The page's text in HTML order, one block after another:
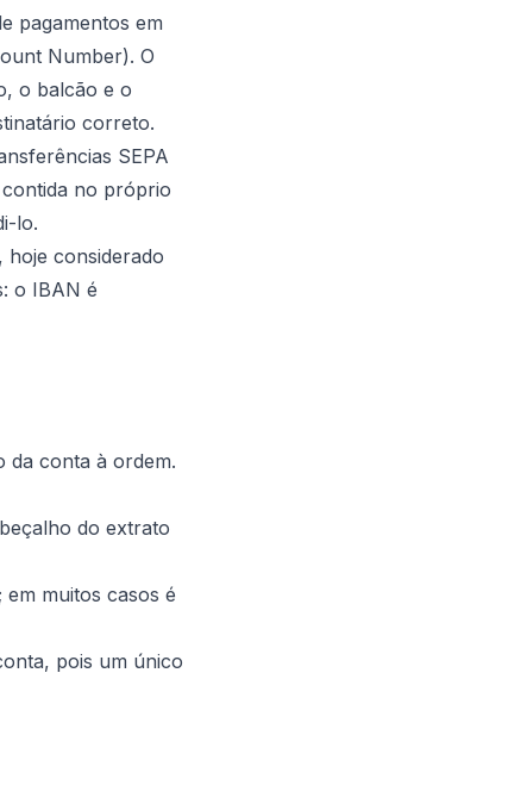
pagamentos em
Number). O
o balcão e o
correto.
SEPA
no próprio
lo.
hoje considerado
o IBAN é
da conta à ordem.
do extrato
muitos casos é
pois um único